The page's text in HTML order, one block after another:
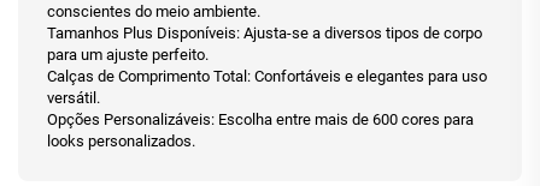
conscientes do meio ambiente.
Tamanhos Plus Disponíveis: Ajusta-se a diversos tipos de corpo
para um ajuste perfeito.
Calças de Comprimento Total: Confortáveis e elegantes para uso
versátil.
Opções Personalizáveis: Escolha entre mais de 600 cores para
looks personalizados.